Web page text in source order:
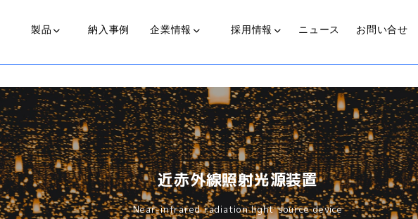
製品
ＵＶランプ
ＬＥＤランプ
光源装置
近赤外線照射光源装置
可視光光源装置(COLDSPOT)
照明
納入事例 企業情報
代表からのメッセージ 私たちの歩み
採用情報
職場環境 働く人
ニュース お問い合せ
近赤外線照射光源装置
Near-infrared radiation light source device